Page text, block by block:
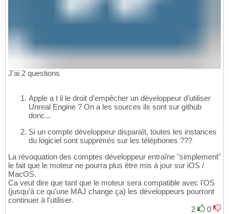
J'ai 2 questions
Apple a t il le droit d'empêcher un développeur d'utiliser
Unreal Engine ? On a les sources ils sont sur github
donc...
Si un compte développeur disparaît, toutes les instances
du logiciel sont supprimés sur les téléphones ???
La révoquation des comptes développeur entraîne "simplement"
le fait que le moteur ne pourra plus être mis à jour sur iOS /
MacOS.
Ca veut dire que tant que le moteur sera compatible avec l'OS
(jusqu'à ce qu'une MAJ change ça) les développeurs pourront
continuer à l'utiliser.
2
0